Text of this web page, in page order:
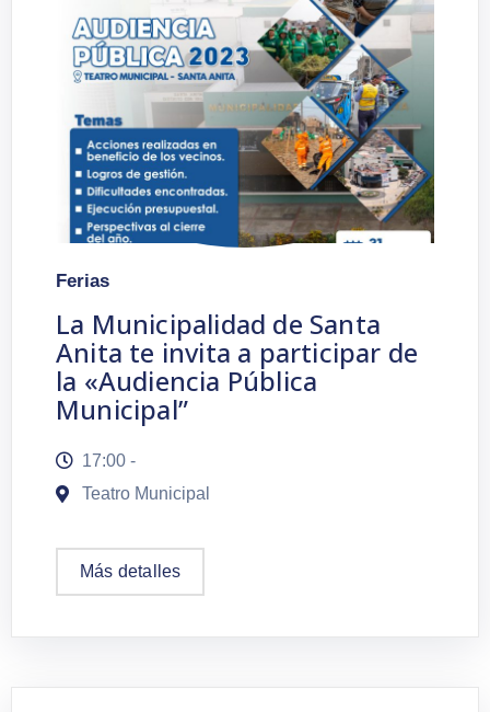
Ferias
La Municipalidad de Santa
Anita te invita a participar de
la «Audiencia Pública
Municipal”
17:00 -
Teatro Municipal
Más detalles